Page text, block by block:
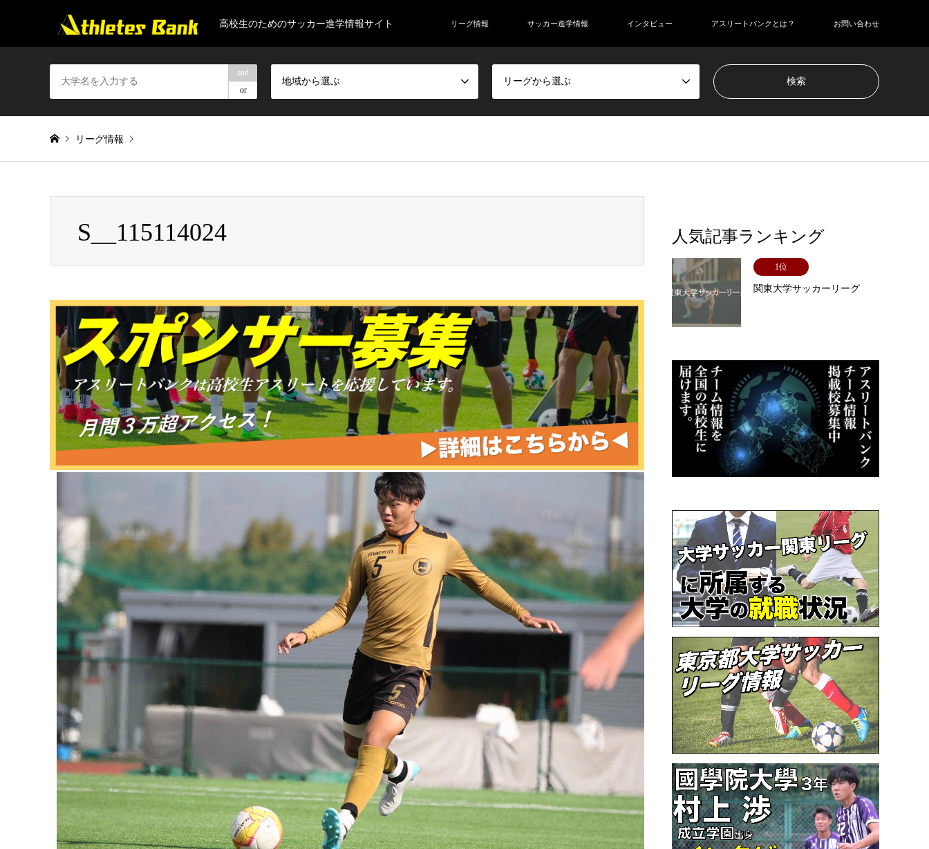
高校生のためのサッカー進学情報サイト リーグ情報 サッカー進学情報 インタビュー アスリートバンクとは？ お問い合わせ
and
or
地域から選ぶ リーグから選ぶ
リーグ情報
S__115114024S__115114024 人気記事ランキング
1位
関東大学サッカーリーグ